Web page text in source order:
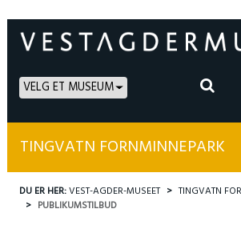
VELG ET MUSEUM
TINGVATN FORNMINNEPARK
DU ER HER:VEST-AGDER-MUSEET
TINGVATN
PUBLIKUMSTILBUD